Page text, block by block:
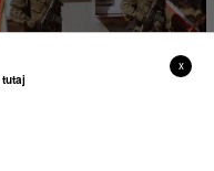
x
tutaj